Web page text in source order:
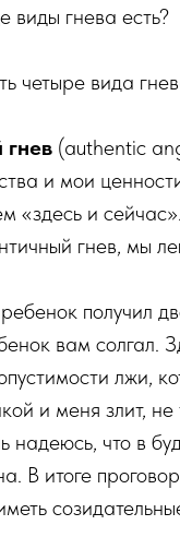
виды гнева есть?
четыре вида
гнев (authentic
и мои
«здесь и
гнев, мы
получил
вам солгал.
лжи,
и меня злит,
надеюсь, что в
В итоге